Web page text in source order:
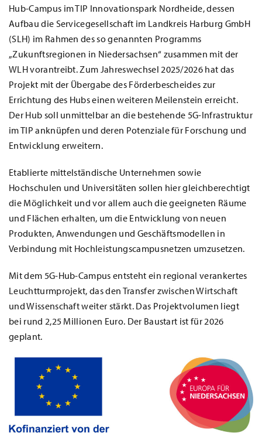
Hub-Campus im TIP Innovationspark Nordheide, dessen
Aufbau die Servicegesellschaft im Landkreis Harburg GmbH
(SLH) im Rahmen des so genannten Programms
„Zukunftsregionen in Niedersachsen“ zusammen mit der
WLH vorantreibt. Zum Jahreswechsel 2025/2026 hat das
Projekt mit der Übergabe des Förderbescheides zur
Errichtung des Hubs einen weiteren Meilenstein erreicht.
Der Hub soll unmittelbar an die bestehende 5G-Infrastruktur
im TIP anknüpfen und deren Potenziale für Forschung und
Entwicklung erweitern.
Etablierte mittelständische Unternehmen sowie
Hochschulen und Universitäten sollen hier gleichberechtigt
die Möglichkeit und vor allem auch die geeigneten Räume
und Flächen erhalten, um die Entwicklung von neuen
Produkten, Anwendungen und Geschäftsmodellen in
Verbindung mit Hochleistungscampusnetzen umzusetzen.
Mit dem 5G-Hub-Campus entsteht ein regional verankertes
Leuchtturmprojekt, das den Transfer zwischen Wirtschaft
und Wissenschaft weiter stärkt. Das Projektvolumen liegt
bei rund 2,25 Millionen Euro. Der Baustart ist für 2026
geplant.